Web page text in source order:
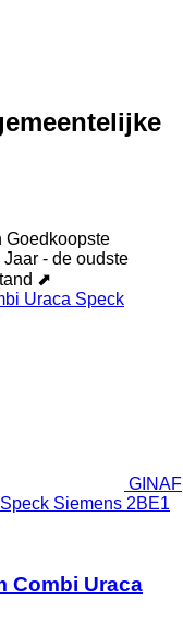
Goedkoopste
Jaar - de oudste
⬈
GINAF
Siemens 2BE1
Combi Uraca